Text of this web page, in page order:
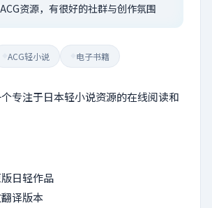
资源，有很好的社群与创作氛围
ACG轻小说 电子书籍
专注于日本轻小说资源的在线阅读和
日轻作品
译版本